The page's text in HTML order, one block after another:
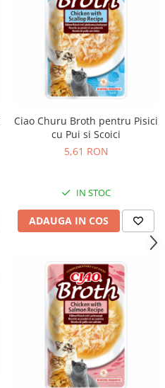
Ciao Churu Broth pentru Pisici
cu Pui si Scoici
5,61 RON
IN STOC
ADAUGA IN COS